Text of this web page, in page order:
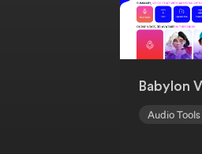
Babylon
Audio Tools